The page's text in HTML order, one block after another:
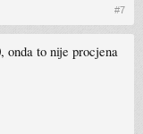
#7
onda to nije procjena